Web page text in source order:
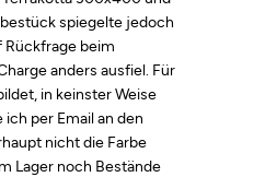
spiegelte jedoch
Rückfrage beim
anders ausfiel. Für
in keinster Weise
per Email an den
nicht die Farbe
Lager noch Bestände